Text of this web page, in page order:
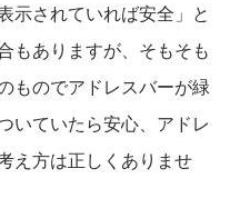
示されていれば安全」と
もありますが、そもそも
ものでアドレスバーが緑
いていたら安心、アドレ
え方は正しくありませ